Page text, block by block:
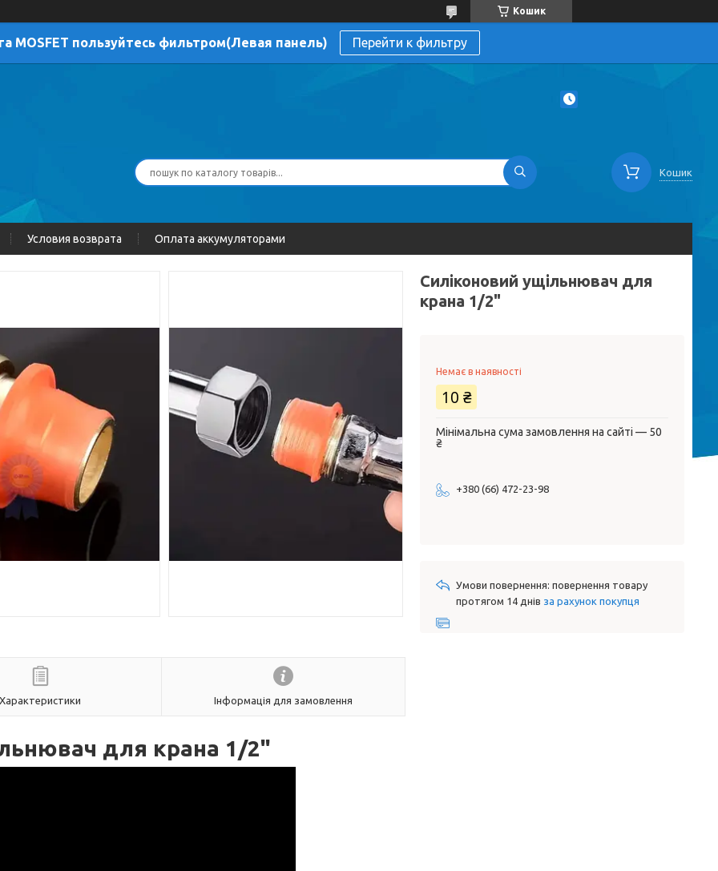
Кошик
MOSFET пользуйтесь фильтром(Левая панель) Перейти к фильтру
Кошик
Условия возврата Оплата аккумуляторами
Характеристики Інформація для замовлення
для крана 1/2"
Силіконовий ущільнювач для
крана 1/2"
Немає в наявності
10 ₴
Мінімальна сума замовлення на сайті — 50
₴
+380 (66) 472-23-98
повернення товару
протягом 14 днів за рахунок покупця